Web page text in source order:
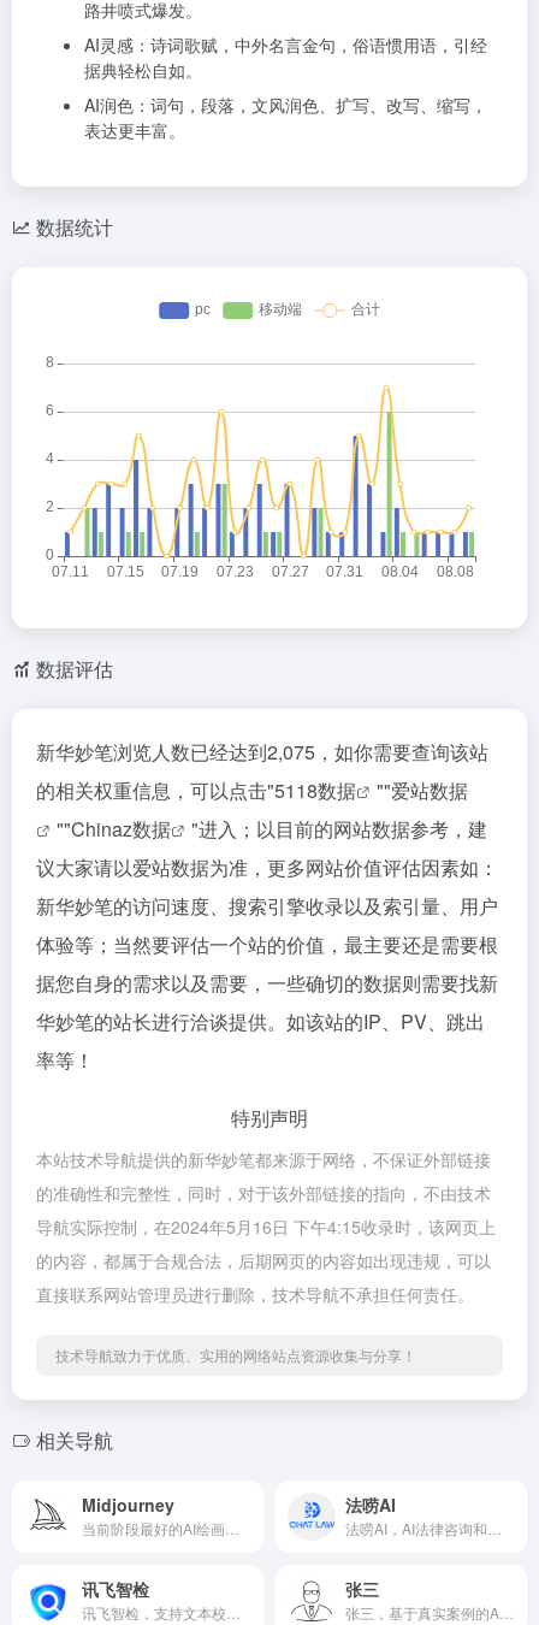
路井喷式爆发。
AI灵感：诗词歌赋，中外名言金句，俗语惯用语，引经
据典轻松自如。
AI润色：词句，段落，文风润色、扩写、改写、缩写，
表达更丰富。
数据统计
数据评估
新华妙笔浏览人数已经达到2,075，如你需要查询该站
的相关权重信息，可以点击"5118数据 ""爱站数据
""Chinaz数据
"进入；以目前的网站数据参考，建
议大家请以爱站数据为准，更多网站价值评估因素如：
新华妙笔的访问速度、搜索引擎收录以及索引量、用户
体验等；当然要评估一个站的价值，最主要还是需要根
据您自身的需求以及需要，一些确切的数据则需要找新
华妙笔的站长进行洽谈提供。如该站的IP、PV、跳出
率等！
特别声明
本站技术导航提供的新华妙笔都来源于网络，不保证外部链接
的准确性和完整性，同时，对于该外部链接的指向，不由技术
导航实际控制，在2024年5月16日 下午4:15收录时，该网页上
的内容，都属于合规合法，后期网页的内容如出现违规，可以
直接联系网站管理员进行删除，技术导航不承担任何责任。
技术导航致力于优质、实用的网络站点资源收集与分享！
相关导航
Midjourney
当前阶段最好的AI绘画神器
法唠AI
法唠AI，AI法律咨询和服务平台。
讯飞智检
讯飞智检，支持文本校对和文本纠错，还支持对图片、音频、视频进行的批量合规检测。
张三
张三，基于真实案例的AI法律咨询！